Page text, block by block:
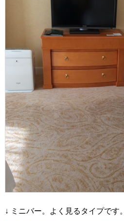
↓ ミニバー。よく見るタイプです。